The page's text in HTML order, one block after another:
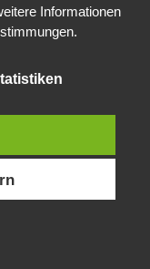
Nutzung dieser
zu.
Informationen